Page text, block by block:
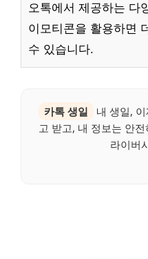
오톡에서 제공하는 다
이모티콘을 활용하면
수 있습니다.
카톡 생일
내 생일,
고 받고, 내 정보는 안
라이버